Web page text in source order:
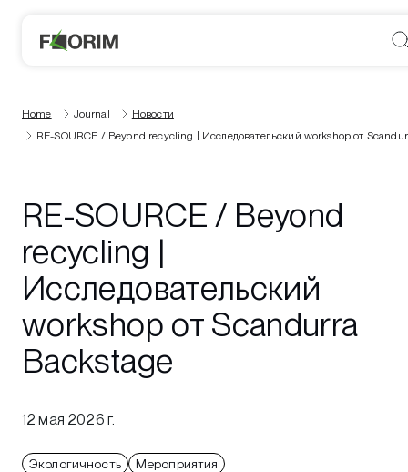
Home Journal
Новости
RE-SOURCE / Beyond recycling | Исследовательский workshop от
RE-SOURCE / Beyond
recycling |
Исследовательский
workshop от Scandurra
Backstage
12 мая 2026 г.
Экологичность Мероприятия